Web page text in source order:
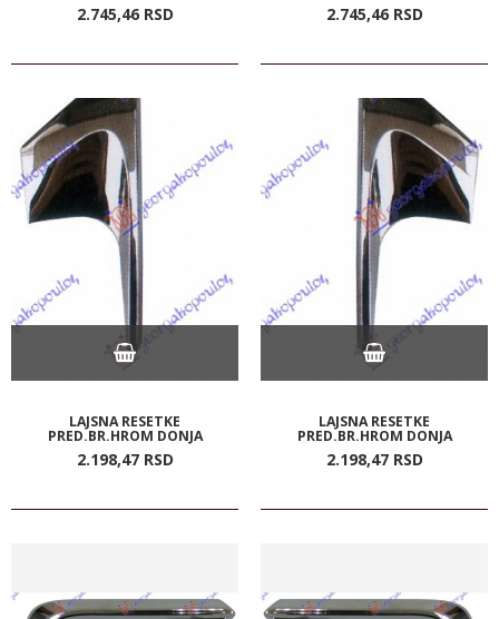
2.745,46 RSD 2.745,46 RSD
LAJSNA RESETKE
PRED.BR.HROM DONJA
2.198,47 RSD
LAJSNA RESETKE
PRED.BR.HROM DONJA
2.198,47 RSD